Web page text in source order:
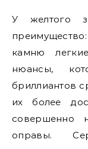
У желтого
камню
нюансы,
бриллиантов
их более
совершенно
оправы.